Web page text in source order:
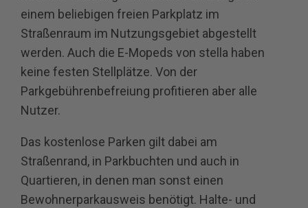
einem beliebigen freien Parkplatz im
Straßenraum im Nutzungsgebiet abgestellt
werden. Auch die E-Mopeds von stella haben
keine festen Stellplätze. Von der
Parkgebührenbefreiung profitieren aber alle
Nutzer.
Das kostenlose Parken gilt dabei am
Straßenrand, in Parkbuchten und auch in
Quartieren, in denen man sonst einen
Bewohnerparkausweis benötigt. Halte- und